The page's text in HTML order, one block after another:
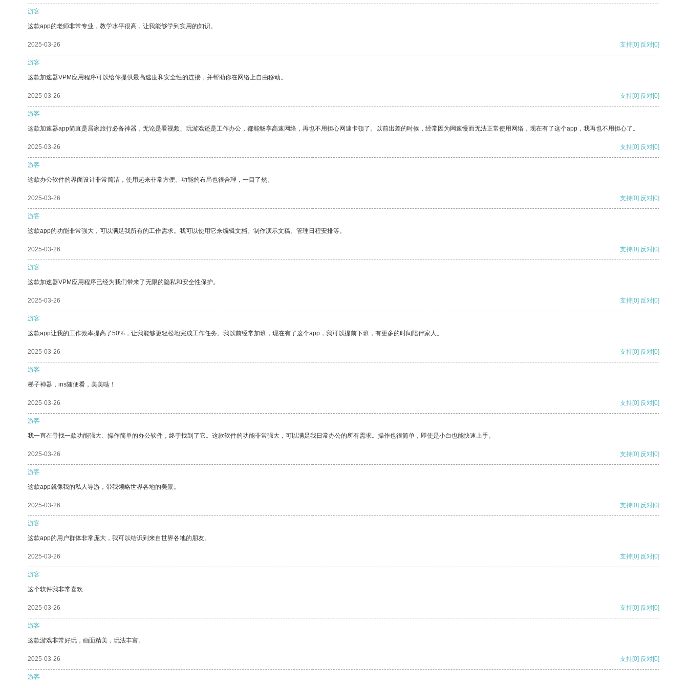
游客
这款app的老师非常专业，教学水平很高，让我能够学到实用的知识。
2025-03-26 支持[0] 反对[0]
游客
这款加速器VPM应用程序可以给你提供最高速度和安全性的连接，并帮助你在网络上自由移动。
2025-03-26 支持[0] 反对[0]
游客
这款加速器app简直是居家旅行必备神器，无论是看视频、玩游戏还是工作办公，都能畅享高速网络，再也不用担心网速卡顿了。以前出差的时候，经常因为网速慢而无法正常使用网络，现在有了这个app，我再也不用担心了。
2025-03-26 支持[0] 反对[0]
游客
这款办公软件的界面设计非常简洁，使用起来非常方便。功能的布局也很合理，一目了然。
2025-03-26 支持[0] 反对[0]
游客
这款app的功能非常强大，可以满足我所有的工作需求。我可以使用它来编辑文档、制作演示文稿、管理日程安排等。
2025-03-26 支持[0] 反对[0]
游客
这款加速器VPM应用程序已经为我们带来了无限的隐私和安全性保护。
2025-03-26 支持[0] 反对[0]
游客
这款app让我的工作效率提高了50%，让我能够更轻松地完成工作任务。我以前经常加班，现在有了这个app，我可以提前下班，有更多的时间陪伴家人。
2025-03-26 支持[0] 反对[0]
游客
梯子神器，ins随便看，美美哒！
2025-03-26 支持[0] 反对[0]
游客
我一直在寻找一款功能强大、操作简单的办公软件，终于找到了它。这款软件的功能非常强大，可以满足我日常办公的所有需求。操作也很简单，即使是小白也能快速上手。
2025-03-26 支持[0] 反对[0]
游客
这款app就像我的私人导游，带我领略世界各地的美景。
2025-03-26 支持[0] 反对[0]
游客
这款app的用户群体非常庞大，我可以结识到来自世界各地的朋友。
2025-03-26 支持[0] 反对[0]
游客
这个软件我非常喜欢
2025-03-26 支持[0] 反对[0]
游客
这款游戏非常好玩，画面精美，玩法丰富。
2025-03-26 支持[0] 反对[0]
游客